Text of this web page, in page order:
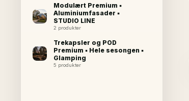
Modulært Premium ▪
Aluminiumfasader ▪
STUDIO LINE
2 produkter
Trekapsler og POD
Premium ▪ Hele sesongen ▪
Glamping
5 produkter